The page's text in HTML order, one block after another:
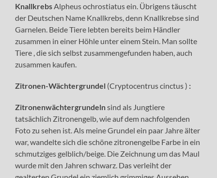
KnallkrebsAlpheus ochrostiatus ein. Übrigens täuscht
der Deutschen Name Knallkrebs, denn Knallkrebse sind
Garnelen. Beide Tiere lebten bereits beim Händler
zusammen in einer Höhle unter einem Stein. Man sollte
Tiere , die sich selbst zusammengefunden haben, auch
zusammen kaufen.
Zitronen-Wächtergrundel (Cryptocentrus cinctus ) :
Zitronenwächtergrundelnsind als Jungtiere
tatsächlich Zitronengelb, wie auf dem nachfolgenden
Foto zu sehen ist. Als meine Grundel ein paar Jahre älter
war, wandelte sich die schöne zitronengelbe Farbe in ein
schmutziges gelblich/beige. Die Zeichnung um das Maul
wurde mit den Jahren schwarz. Das verleiht der